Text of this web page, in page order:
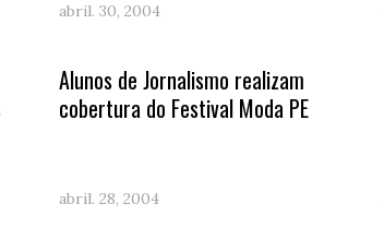
abril. 30, 2004
Alunos de Jornalismo realizam
cobertura do Festival Moda PE
abril. 28, 2004